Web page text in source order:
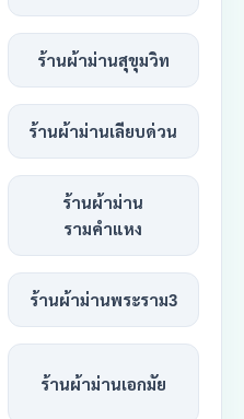
ร้านผ้าม่านสุขุมวิท
ร้านผ้าม่านเลียบด่วน
ร้านผ้าม่าน
รามคำแหง
ร้านผ้าม่านพระราม3
ร้านผ้าม่านเอกมัย